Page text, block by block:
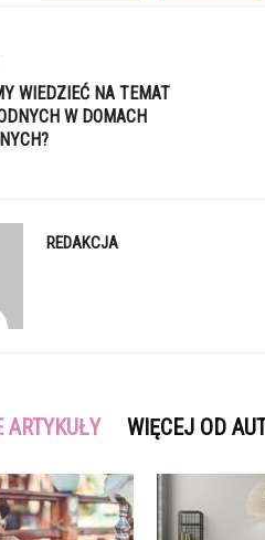
WIEDZIEĆ NA TEMAT
W DOMACH
REDAKCJA
ARTYKUŁY WIĘCEJ OD